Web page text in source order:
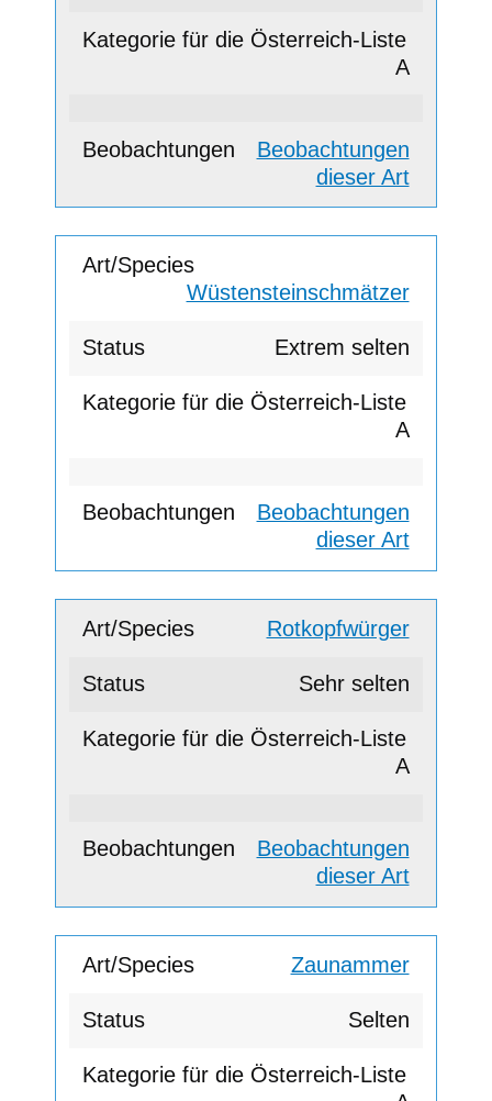
A
Beobachtungen
dieser Art
Wüstensteinschmätzer
Extrem selten
A
Beobachtungen
dieser Art
Rotkopfwürger
Sehr selten
A
Beobachtungen
dieser Art
Zaunammer
Selten